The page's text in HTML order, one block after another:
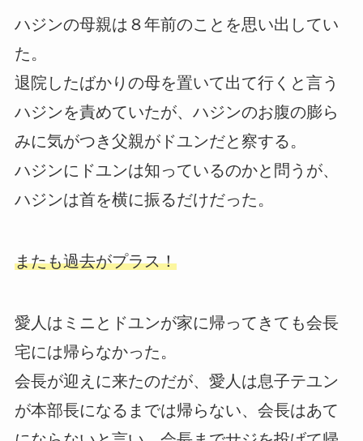
ハジンの母親は８年前のことを思い出してい
た。
退院したばかりの母を置いて出て行くと言う
ハジンを責めていたが、ハジンのお腹の膨ら
みに気がつき父親がドユンだと察する。
ハジンにドユンは知っているのかと問うが、
ハジンは首を横に振るだけだった。
またも過去がプラス！
愛人はミニとドユンが家に帰ってきても会長
宅には帰らなかった。
会長が迎えに来たのだが、愛人は息子テユン
が本部長になるまでは帰らない、会長はあて